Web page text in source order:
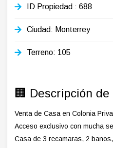
ID Propiedad : 688
Ciudad: Monterrey
Terreno: 105
🏢 Descripción
Venta de Casa en Colonia
Acceso exclusivo con mucha
Casa de 3 recamaras, 2